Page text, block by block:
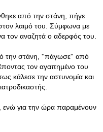
από την στάνη, πήγε
λαιμό του. Σύμφωνα με
τον αναζητά ο αδερφός του.
την στάνη, ''πάγωσε'' από
τον αγαπημένο του
κάλεσε την αστυνομία και
ενώ για την ώρα παραμένουν